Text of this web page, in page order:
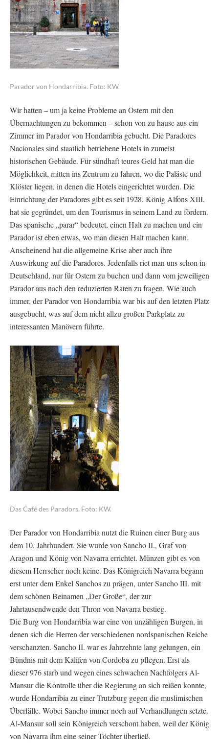
Parador von Hondarribia. Foto: KW.
Wir hatten – um ja keine Probleme an Ostern mit den
Übernachtungen zu bekommen – schon von zu hause aus ein
Zimmer im Parador von Hondarribia gebucht. Die Paradores
Nacionales sind staatlich betriebene Hotels in zumeist
historischen Gebäude. Für sündhaft teures Geld hat man die
Möglichkeit, mitten ins Zentrum zu fahren, wo die Paläste und
Klöster liegen, in denen die Hotels eingerichtet wurden. Die
Einrichtung der Paradores gibt es seit 1928. König Alfons XIII.
hat sie gegründet, um den Tourismus in seinem Land zu fördern.
Das spanische „parar“ bedeutet, einen Halt zu machen und ein
Parador ist eben etwas, wo man diesen Halt machen kann.
Anscheinend hat die allgemeine Krise aber auch ihre
Auswirkung auf die Paradores. Jedenfalls riet man uns schon in
Deutschland, nur für Ostern zu buchen und dann vom jeweiligen
Parador aus nach den reduzierten Raten zu fragen. Wie auch
immer, der Parador von Hondarribia war bis auf den letzten Platz
ausgebucht, was auf dem nicht allzu großen Parkplatz zu
interessanten Manövern führte.
Das Café des Paradors. Foto: KW.
Der Parador von Hondarribia nutzt die Ruinen einer Burg aus
dem 10. Jahrhundert. Sie wurde von Sancho II., Graf von
Aragon und König von Navarra errichtet. Münzen gibt es von
diesem Herrscher noch keine. Das Königreich Navarra begann
erst unter dem Enkel Sanchos zu prägen, unter Sancho III. mit
dem schönen Beinamen „Der Große“, der zur
Jahrtausendwende den Thron von Navarra bestieg.
Die Burg von Hondarribia war eine von unzähligen Burgen, in
denen sich die Herren der verschiedenen nordspanischen Reiche
verschanzten. Sancho II. war es Jahrzehnte lang gelungen, ein
Bündnis mit dem Kalifen von Cordoba zu pflegen. Erst als
dieser 976 starb und wegen eines schwachen Nachfolgers Al-
Mansur die Kontrolle über die Regierung an sich reißen konnte,
wurde Hondarribia zu einer Trutzburg gegen die muslimischen
Überfälle. Wobei Sancho immer noch auf Verhandlungen setzte.
Al-Mansur soll sein Königreich verschont haben, weil der König
von Navarra ihm eine seiner Töchter überließ.